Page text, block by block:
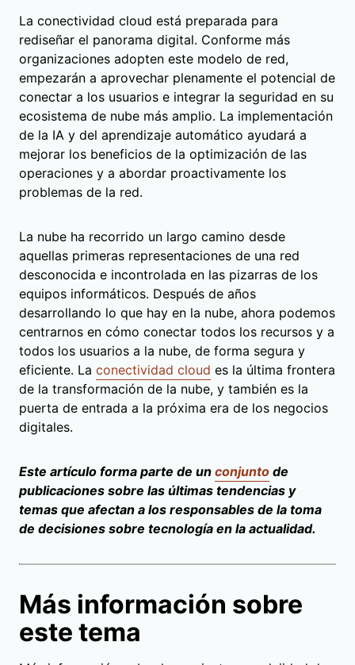
La conectividad cloud está preparada para
rediseñar el panorama digital. Conforme más
organizaciones adopten este modelo de red,
empezarán a aprovechar plenamente el potencial de
conectar a los usuarios e integrar la seguridad en su
ecosistema de nube más amplio. La implementación
de la IA y del aprendizaje automático ayudará a
mejorar los beneficios de la optimización de las
operaciones y a abordar proactivamente los
problemas de la red.
La nube ha recorrido un largo camino desde
aquellas primeras representaciones de una red
desconocida e incontrolada en las pizarras de los
equipos informáticos. Después de años
desarrollando lo que hay en la nube, ahora podemos
centrarnos en cómo conectar todos los recursos y a
todos los usuarios a la nube, de forma segura y
eficiente. La conectividad cloud es la última frontera
de la transformación de la nube, y también es la
puerta de entrada a la próxima era de los negocios
digitales.
Este artículo forma parte de un conjunto de
publicaciones sobre las últimas tendencias y
temas que afectan a los responsables de la toma
de decisiones sobre tecnología en la actualidad.
Más información sobre
este tema